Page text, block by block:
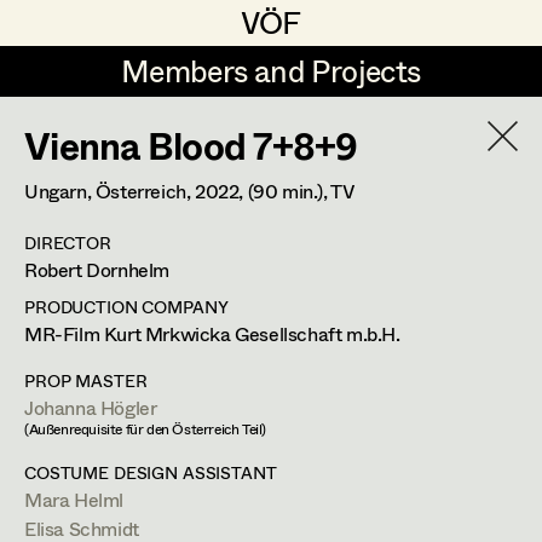
VÖF
VÖF
Members and Projects
Members and Projects
DE EN
Art Department
Costume Department
Retired Members
Honorary Members
Gudrun Büsel
Lena Isabella Deisenberger
Jasmin Engelhart
Anna Fritsch
Kerstin Maria Gatterbauer
Magdalena Haim
Helga Lohninger
Assistant Costume Designer
Costumer Supervisor
Vienna Blood 7+8+9
Ungarn, Österreich,2022, (90 min.), TV
DIRECTOR
Robert Dornhelm
PRODUCTION COMPANY
MR-Film Kurt Mrkwicka Gesellschaft m.b.H.
PROP MASTER
Johanna Högler
(Außenrequisite für den Österreich Teil)
COSTUME DESIGN ASSISTANT
Mara Helml
Elisa Schmidt